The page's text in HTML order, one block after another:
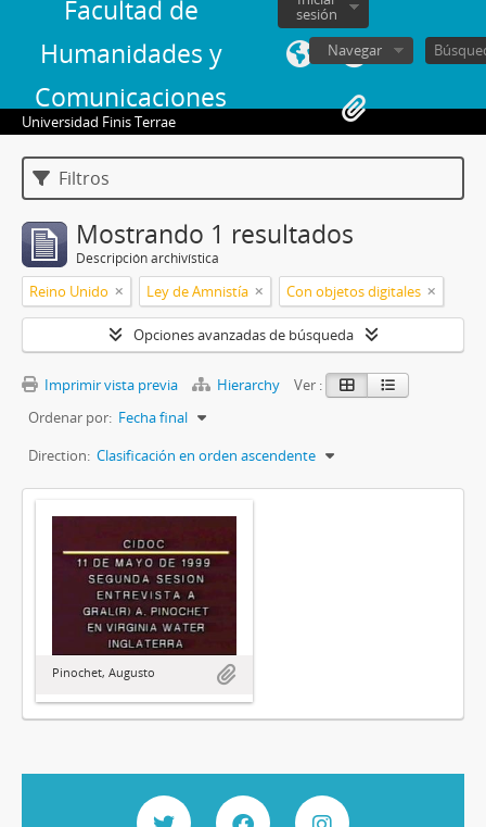
Facultad de
Humanidades y
Comunicaciones
sesión
Navegar
Universidad Finis Terrae
Filtros
Mostrando 1 resultados
Descripción archivística
Reino Unido Ley de Amnistía Con objetos digitales
Opciones avanzadas de búsqueda
Imprimir vista previa Hierarchy
Ver :
Ordenar por: Fecha final
Direction: Clasificación en orden ascendente
Pinochet, Augusto